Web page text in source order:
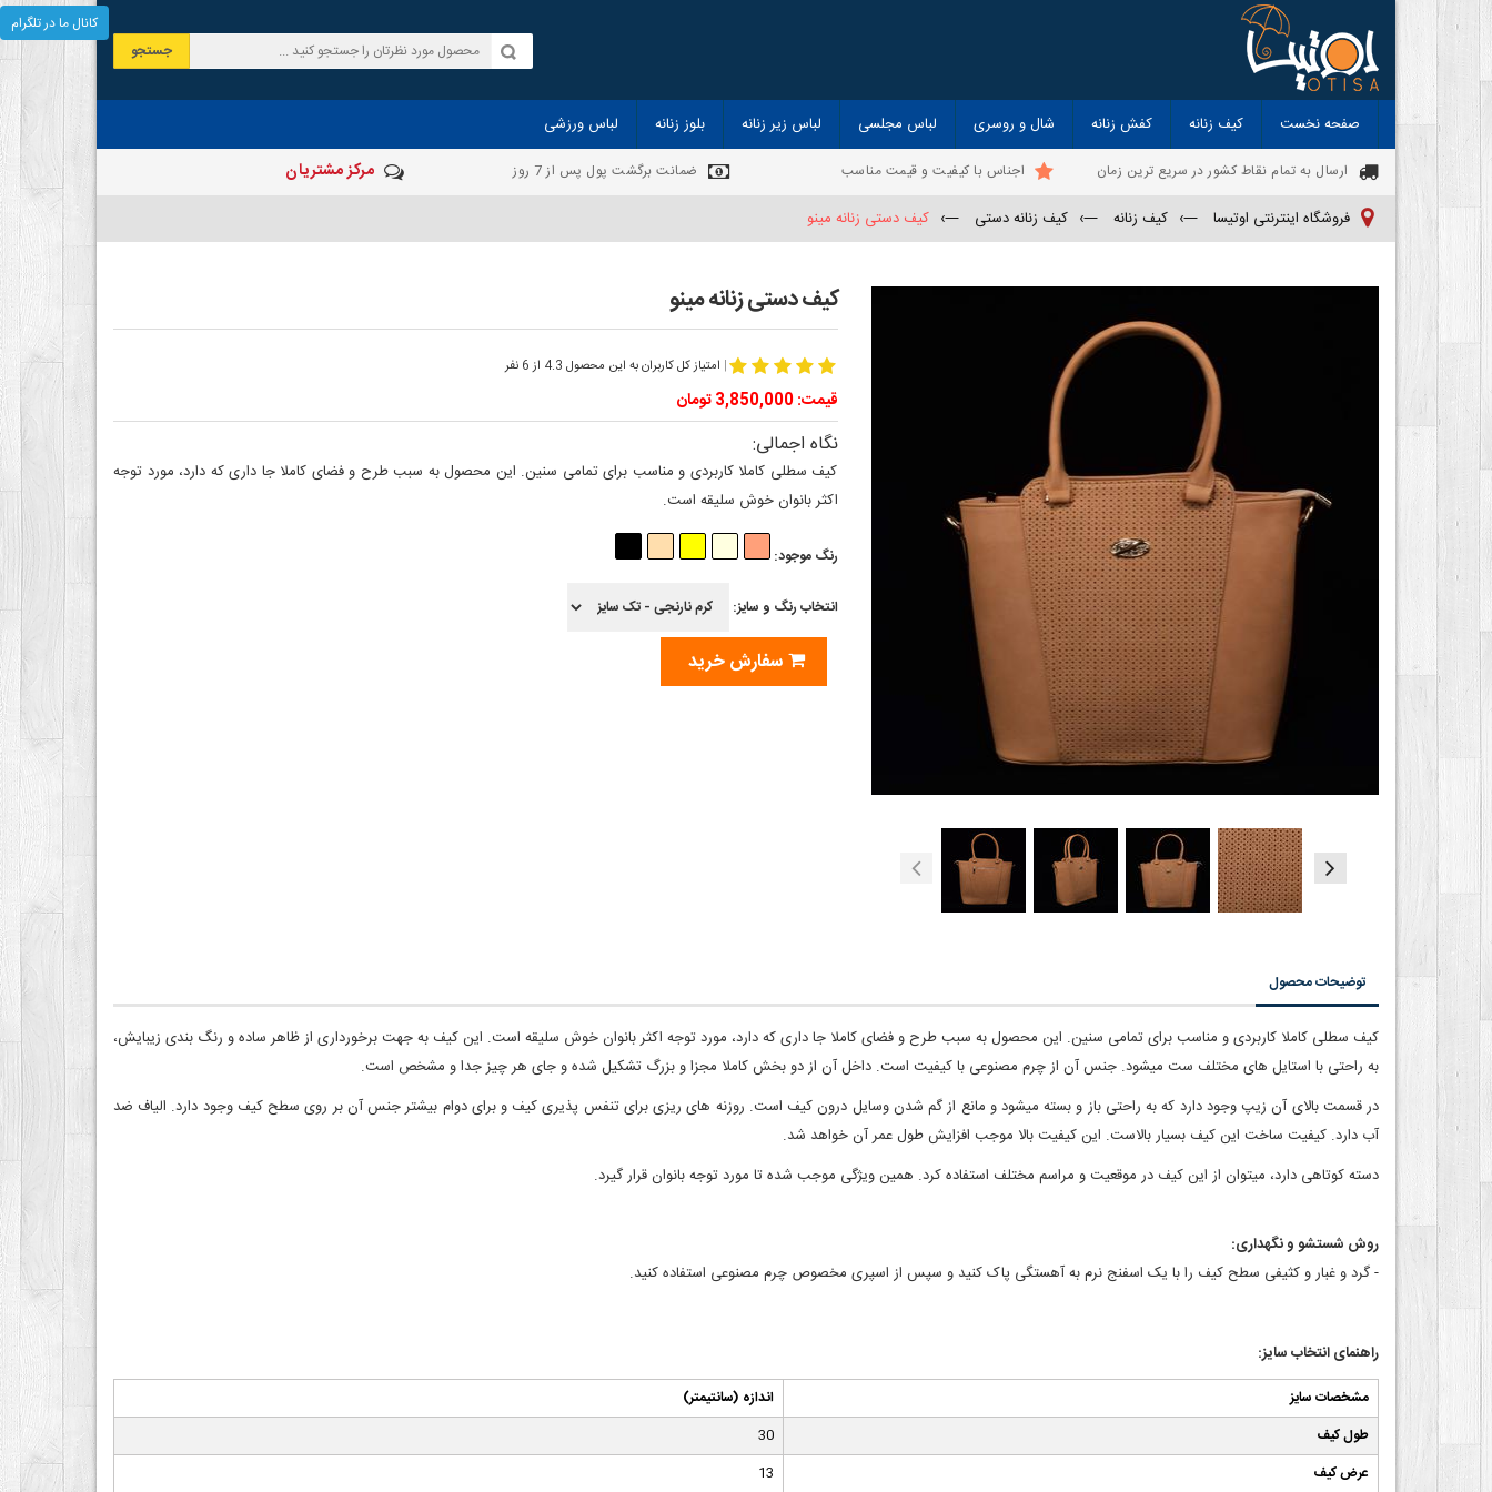
جستجو
صفحه نخست کیف زنانه کفش زنانه شال و روسری لباس مجلسی لباس زیر زنانه بلوز زنانه لباس ورزشی
ارسال به تمام نقاط کشور در سریع ترین زمان اجناس با کیفیت و قیمت مناسب ضمانت برگشت پول پس از 7 روز مرکز مشتریان
فروشگاه اینترنتی اوتیسا —› کیف زنانه —› کیف زنانه دستی —› کیف دستی زنانه مینو
کیف دستی زنانه مینو
| امتیاز کل کاربران به این محصول 4.3 از 6 نفر
قیمت: 3,850,000 تومان
نگاه اجمالی:
کیف سطلی کاملا کاربردی و مناسب برای تمامی سنین. این محصول به سبب طرح و فضای کاملا جا داری که دارد، مورد توجه
اکثر بانوان خوش سلیقه است.
رنگ موجود:
انتخاب رنگ و سایز:
سفارش خرید
توضیحات محصول
کیف سطلی کاملا کاربردی و مناسب برای تمامی سنین. این محصول به سبب طرح و فضای کاملا جا داری که دارد، مورد توجه اکثر بانوان خوش سلیقه است. این کیف به جهت برخورداری از ظاهر ساده و رنگ بندی زیبایش،
به راحتی با استایل های مختلف ست می‎شود. جنس آن از چرم مصنوعی با کیفیت است. داخل آن از دو بخش کاملا مجزا و بزرگ تشکیل شده و جای هر چیز جدا و مشخص است.
در قسمت بالای آن زیپ وجود دارد که به راحتی باز و بسته می‎شود و مانع از گم شدن وسایل درون کیف است. روزنه های ریزی برای تنفس پذیری کیف و برای دوام بیشتر جنس آن بر روی سطح کیف وجود دارد. الیاف ضد
آب دارد. کیفیت ساخت این کیف بسیار بالاست. این کیفیت بالا موجب افزایش طول عمر آن خواهد شد.
دسته کوتاهی دارد، می‎توان از این کیف در موقعیت و مراسم مختلف استفاده کرد. همین ویژگی موجب شده تا مورد توجه بانوان قرار گیرد.
روش شستشو و نگهداری:
- گرد و غبار و کثیفی سطح کیف را با یک اسفنج نرم به آهستگی پاک کنید و سپس از اسپری مخصوص چرم مصنوعی استفاده کنید.
راهنمای انتخاب سایز:
(اندازه (سانتیمتر
مشخصات سایز
30
طول کیف
13
عرض کیف
کانال ما در تلگرام